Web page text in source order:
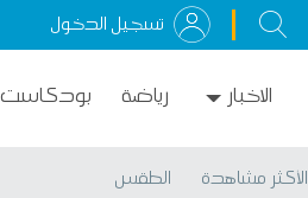
تسجيل الدخول
الاخبار رياضة بودكاست
الأكثر مشاهدة الطقس